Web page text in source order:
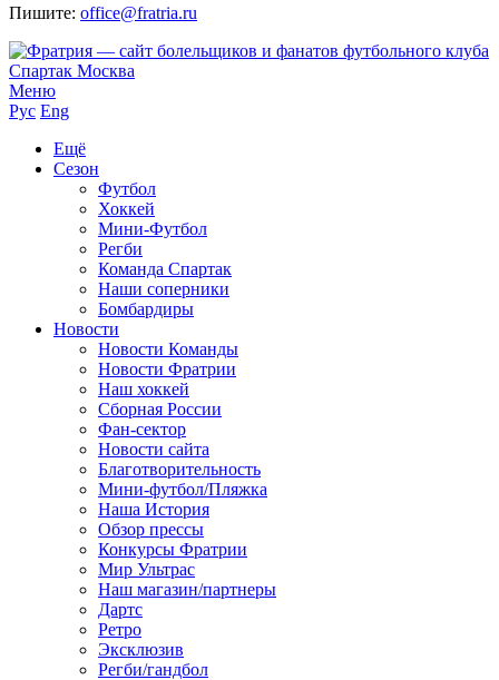
Пишите: office@fratria.ru
Меню
Рус Eng
Ещё
Сезон
Футбол
Хоккей
Мини-Футбол
Регби
Команда Спартак
Наши соперники
Бомбардиры
Новости
Новости Команды
Новости Фратрии
Наш хоккей
Сборная России
Фан-cектор
Новости сайта
Благотворительность
Мини-футбол/Пляжка
Наша История
Обзор прессы
Конкурсы Фратрии
Мир Ультрас
Наш магазин/партнеры
Дартс
Ретро
Эксклюзив
Регби/гандбол